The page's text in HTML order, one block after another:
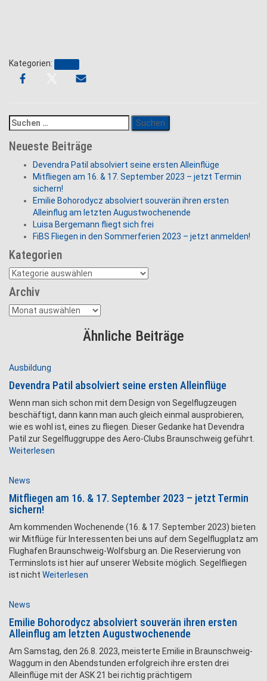
Kategorien:
Suchen
nach:
Neueste Beiträge
Devendra Patil absolviert seine ersten Alleinflüge
Mitfliegen am 16. & 17. September 2023 – jetzt Termin
sichern!
Emilie Bohorodycz absolviert souverän ihren ersten
Alleinflug am letzten Augustwochenende
Luisa Bergemann fliegt sich frei
FiBS Fliegen in den Sommerferien 2023 – jetzt anmelden!
Kategorien
Kategorien
Archiv
Archiv
Ähnliche Beiträge
Ausbildung
Devendra Patil absolviert seine ersten Alleinflüge
Wenn man sich schon mit dem Design von Segelflugzeugen
beschäftigt, dann kann man auch gleich einmal ausprobieren,
wie es wohl ist, eines zu fliegen. Dieser Gedanke hat Devendra
Patil zur Segelfluggruppe des Aero-Clubs Braunschweig geführt.
Weiterlesen
News
Mitfliegen am 16. & 17. September 2023 – jetzt Termin
sichern!
Am kommenden Wochenende (16. & 17. September 2023) bieten
wir Mitflüge für Interessenten bei uns auf dem Segelflugplatz am
Flughafen Braunschweig-Wolfsburg an. Die Reservierung von
Terminslots ist hier auf unserer Website möglich. Segelfliegen
ist nicht Weiterlesen
News
Emilie Bohorodycz absolviert souverän ihren ersten
Alleinflug am letzten Augustwochenende
Am Samstag, den 26.8. 2023, meisterte Emilie in Braunschweig-
Waggum in den Abendstunden erfolgreich ihre ersten drei
Alleinflüge mit der ASK 21 bei richtig prächtigem